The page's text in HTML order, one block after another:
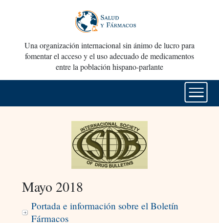
Una organización internacional sin ánimo de lucro para
fomentar el acceso y el uso adecuado de medicamentos
entre la población hispano-parlante
Mayo 2018
Portada e información sobre el Boletín
Fármacos